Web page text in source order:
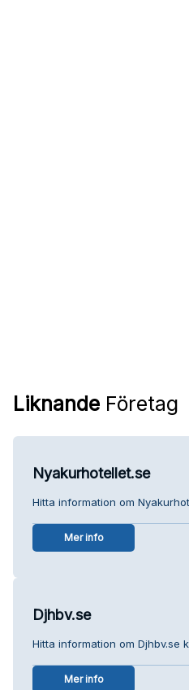
Liknande Företag
Nyakurhotellet.se
Hitta information om
Mer info
Djhbv.se
Hitta information om Djhbv.se
Mer info